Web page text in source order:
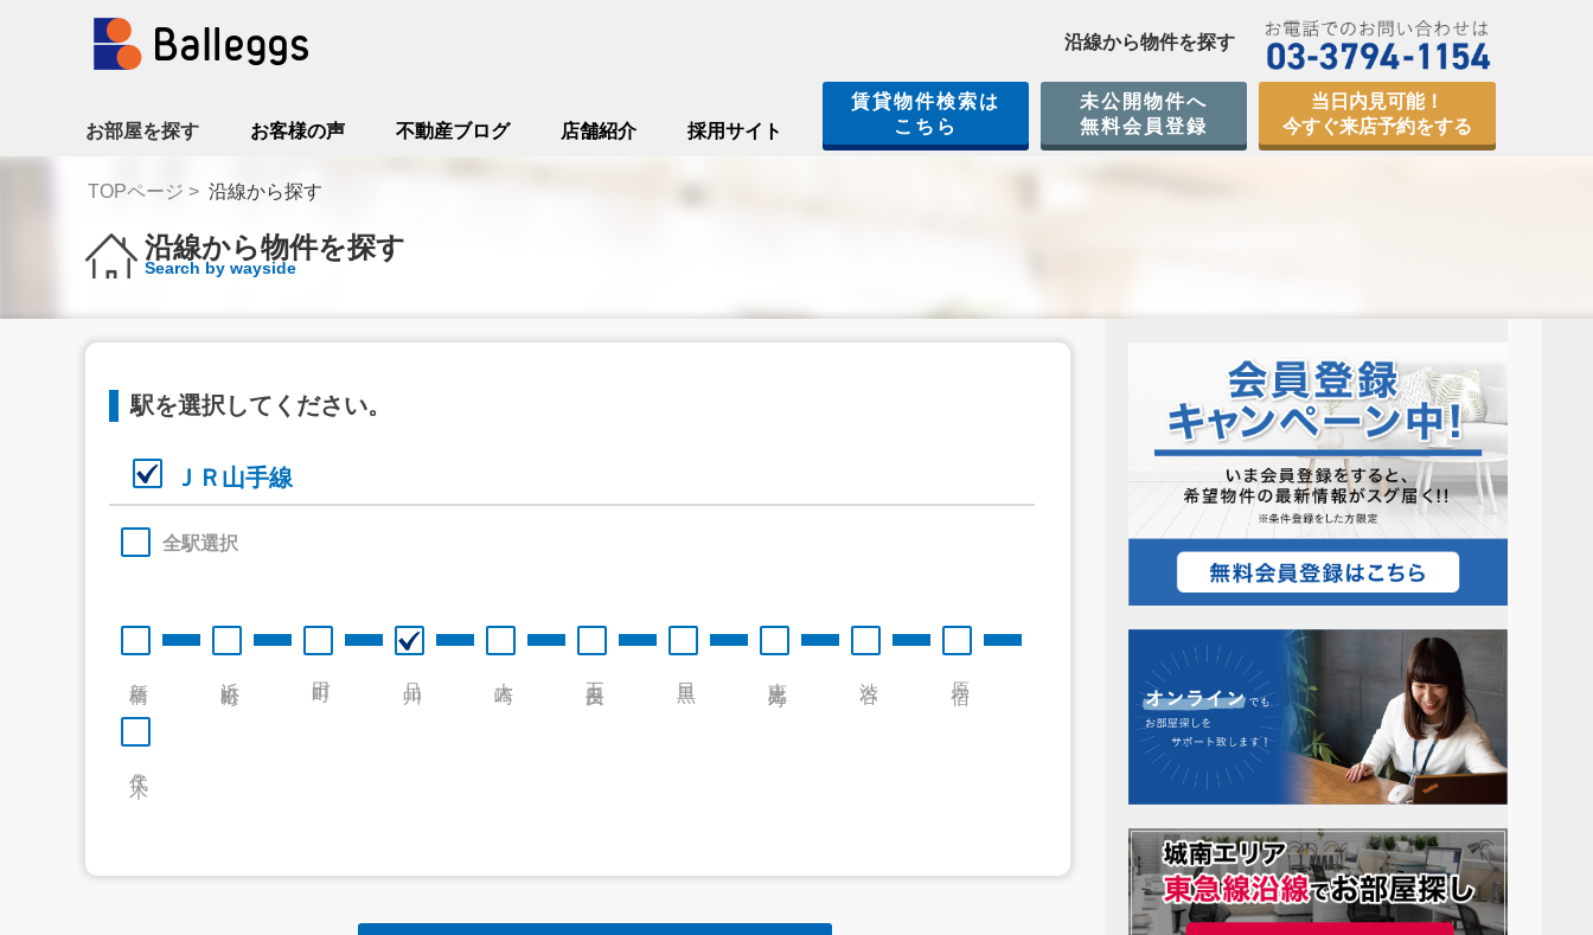
沿線から物件を探す
お部屋を探す お客様の声 不動産ブログ 店舗紹介 採用サイト
賃貸物件検索は
こちら
未公開物件へ
無料会員登録
当日内見可能！
今すぐ来店予約をする
TOPページ 沿線から探す
沿線から物件を探す
Search by wayside
駅を選択してください。
ＪＲ山手線
全駅選択